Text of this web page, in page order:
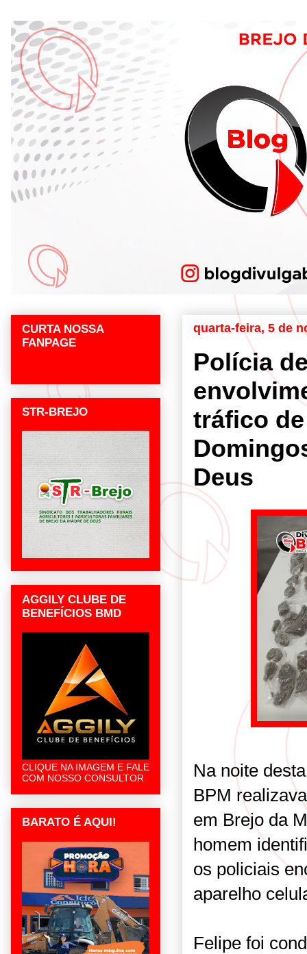
quarta-feira, 5 de
Polícia
tráfico
Deus
Na noite
BPM
em Brejo da
homem
os policiais
aparelho
Felipe foi
CURTA NOSSA
FANPAGE
STR-BREJO
AGGILY CLUBE DE
BENEFÍCIOS BMD
CLIQUE NA IMAGEM E FALE
COM NOSSO CONSULTOR
BARATO É AQUI!